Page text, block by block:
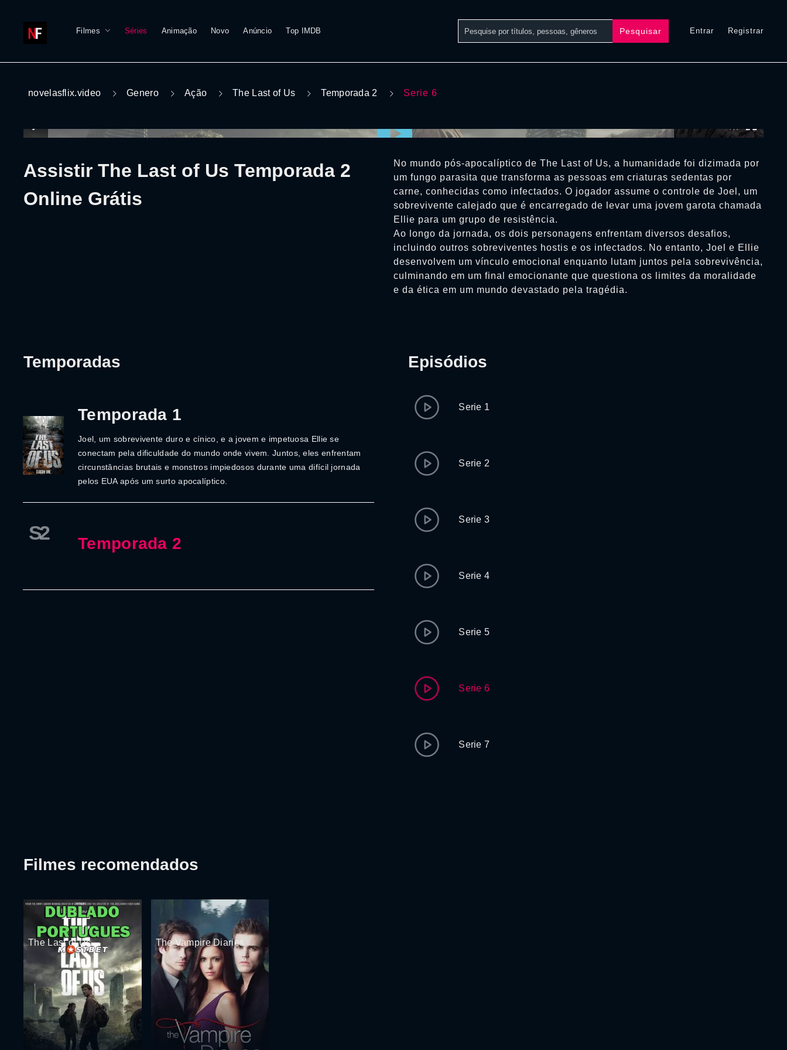
Filmes Séries Animação Novo Anúncio Top IMDB Pesquisar Entrar Registrar
novelasflix.video Genero Ação The Last of Us Temporada 2 Serie 6
Assistir The Last of Us Temporada 2
Online Grátis
No mundo pós-apocalíptico de The Last of Us, a humanidade foi dizimada por
um fungo parasita que transforma as pessoas em criaturas sedentas por
carne, conhecidas como infectados. O jogador assume o controle de Joel, um
sobrevivente calejado que é encarregado de levar uma jovem garota chamada
Ellie para um grupo de resistência.
Ao longo da jornada, os dois personagens enfrentam diversos desafios,
incluindo outros sobreviventes hostis e os infectados. No entanto, Joel e Ellie
desenvolvem um vínculo emocional enquanto lutam juntos pela sobrevivência,
culminando em um final emocionante que questiona os limites da moralidade
e da ética em um mundo devastado pela tragédia.
Temporadas
Temporada 1
Joel, um sobrevivente duro e cínico, e a jovem e impetuosa Ellie se
conectam pela dificuldade do mundo onde vivem. Juntos, eles enfrentam
circunstâncias brutais e monstros impiedosos durante uma difícil jornada
pelos EUA após um surto apocalíptico.
S2 Temporada 2
Episódios
Serie 1
Serie 2
Serie 3
Serie 4
Serie 5
Serie 6
Serie 7
Filmes recomendados
The Last of Us The Vampire Diaries